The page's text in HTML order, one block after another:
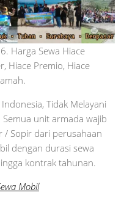
Harga Sewa Hiace
Hiace Premio, Hiace
Tidak Melayani
unit armada wajib
/ Sopir dari perusahaan
dengan durasi sewa
kontrak tahunan.
Mobil